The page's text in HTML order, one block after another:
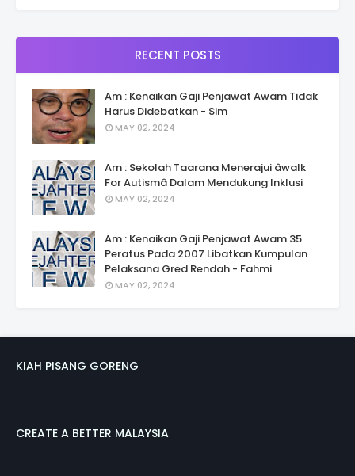
RECENT POSTS
Am : Kenaikan Gaji Penjawat Awam Tidak
Harus Didebatkan - Sim
MAY 02, 2024
Am : Sekolah Taarana Menerajui âwalk
For Autismâ Dalam Mendukung Inklusi
MAY 02, 2024
Am : Kenaikan Gaji Penjawat Awam 35
Peratus Pada 2007 Libatkan Kumpulan
Pelaksana Gred Rendah - Fahmi
MAY 02, 2024
KIAH PISANG GORENG
CREATE A BETTER MALAYSIA